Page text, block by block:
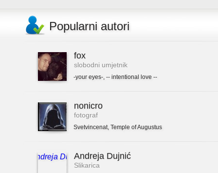
Popularni autori
fox
slobodni umjetnik
-your eyes-, -- intentional love --
nonicro
fotograf
Svetvincenat, Temple of Augustus
Andreja Dujnić
Slikarica